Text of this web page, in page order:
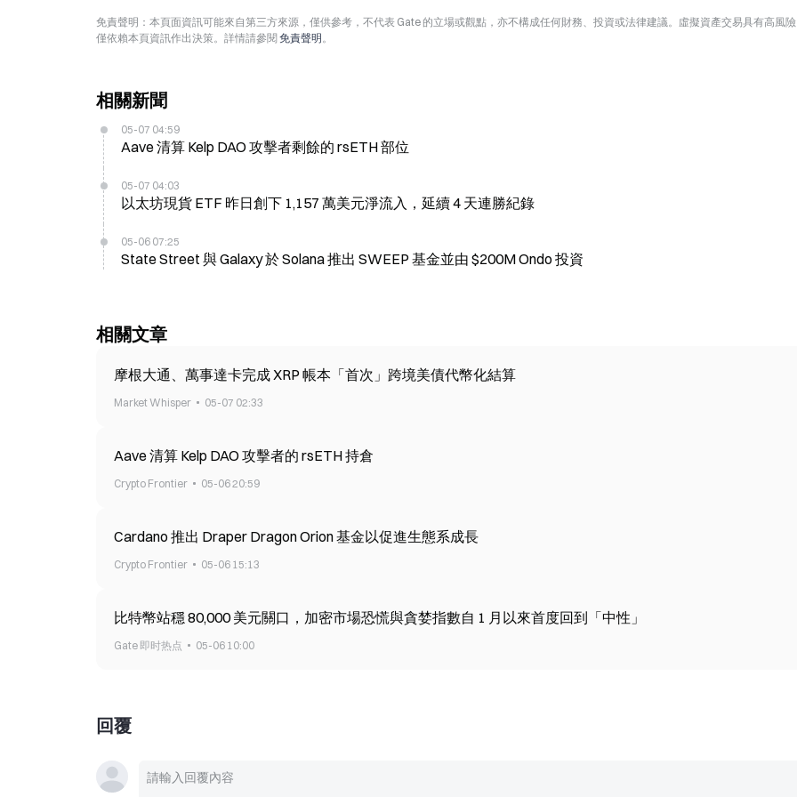
免責聲明：本頁面資訊可能來自第三方來源，僅供參考，不代表 Gate 的立場或觀點，亦不構成任何財務、投資或法律建議。虛擬資產交易具有高風
僅依賴本頁資訊作出決策。詳情請參閱 免責聲明。
相關新聞
05-07 04:59
Aave 清算 Kelp DAO 攻擊者剩餘的 rsETH 部位
05-07 04:03
以太坊現貨 ETF 昨日創下 1,157 萬美元淨流入，延續 4 天連勝紀錄
05-06 07:25
State Street 與 Galaxy 於 Solana 推出 SWEEP 基金並由 $200M Ondo 投資
相關文章
摩根大通、萬事達卡完成 XRP 帳本「首次」跨境美債代幣化結算
Market Whisper 05-07 02:33
Aave 清算 Kelp DAO 攻擊者的 rsETH 持倉
Crypto Frontier 05-06 20:59
Cardano 推出 Draper Dragon Orion 基金以促進生態系成長
Crypto Frontier 05-06 15:13
比特幣站穩 80,000 美元關口，加密市場恐慌與貪婪指數自 1 月以來首度回到「中性」
Gate 即时热点 05-06 10:00
回覆